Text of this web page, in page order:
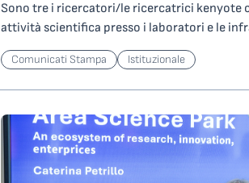
Sono tre i ricercatori/le ricercatrici kenyote
attività scientifica presso i laboratori e le
Science Park grazie a un contributo del
Ricerca che l’Ente ha ottenuto partecipando
nell’ambito degli investimenti del PNRR. In
potranno svolgere attività di ricerca presso
altamente specializzata per lo studio di
operando su ORFEO, centro per il calcolo
Comunicati Stampa Istituzionale